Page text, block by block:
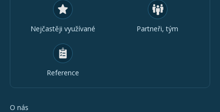
Nejčastěji využívané Partneři, tým
Reference
O nás